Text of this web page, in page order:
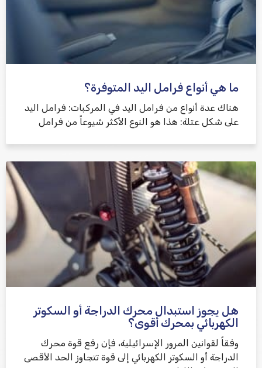
ما هي أنواع فرامل اليد المتوفرة؟
هناك عدة أنواع من فرامل اليد في المركبات: فرامل اليد
على شكل عتلة: هذا هو النوع الأكثر شيوعاً من فرامل
هل يجوز استبدال محرك الدراجة أو السكوتر
الكهربائي بمحرك أقوى؟
وفقاً لقوانين المرور الإسرائيلية، فإن رفع قوة محرك
الدراجة أو السكوتر الكهربائي إلى قوة تتجاوز الحد الأقصى